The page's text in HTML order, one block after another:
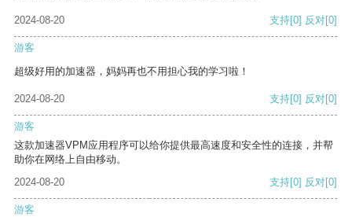
2024-08-20 支持[0] 反对[0]
游客
超级好用的加速器，妈妈再也不用担心我的学习啦！
2024-08-20 支持[0] 反对[0]
游客
这款加速器VPM应用程序可以给你提供最高速度和安全性的连接，并帮
助你在网络上自由移动。
2024-08-20
支持[0] 反对[0]
游客